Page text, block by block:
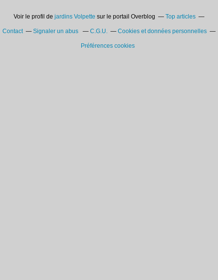
Voir le profil de jardins Volpette sur le portail Overblog Top articles
Contact Signaler un abus C.G.U. Cookies et données personnelles
Préférences cookies